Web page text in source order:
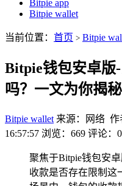
Bitpie app
Bitpie wallet
当前位置： 首页 > Bitpie
Bitpie钱包安卓版
吗？一文为你揭秘
Bitpie wallet 来源：网络 作
16:57:57 浏览：669 评论：0
聚焦于Bitpie钱包安
收款是否存在限制这